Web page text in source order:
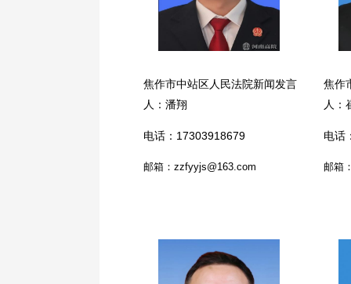
焦作市中站区人民法院新闻发言
人：潘翔
电话：17303918679
邮箱：zzfyyjs@163.com
焦作
人：
电话
邮箱